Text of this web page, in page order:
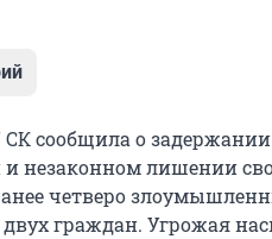
СК сообщила о
незаконном лишении
четверо
граждан. Угрожая